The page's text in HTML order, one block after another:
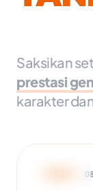
Saksikan
prestasi
karakter